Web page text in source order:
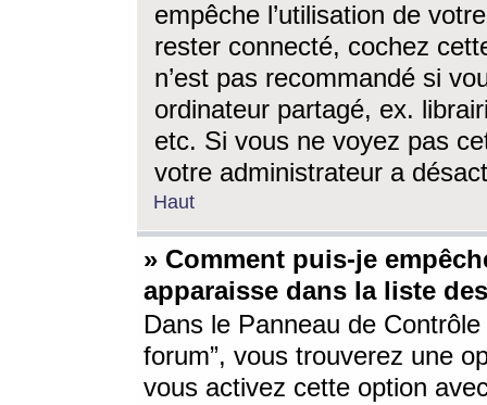
empêche l’utilisation de
rester connecté, cochez
n’est pas recommandé si
ordinateur partagé, ex.
etc. Si vous ne voyez pas
votre administrateur a
Haut
» Comment puis-je
apparaisse dans la liste
Dans le Panneau de
forum”, vous trouverez une
vous activez cette option